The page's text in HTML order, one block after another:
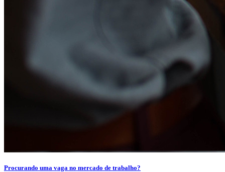
Procurando uma vaga no mercado de trabalho?